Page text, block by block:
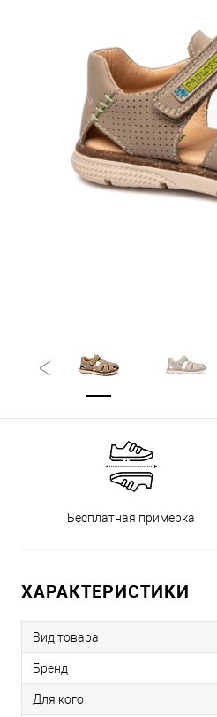
Бесплатная примерка
ХАРАКТЕРИСТИКИ
Вид товара
Бренд
Для кого